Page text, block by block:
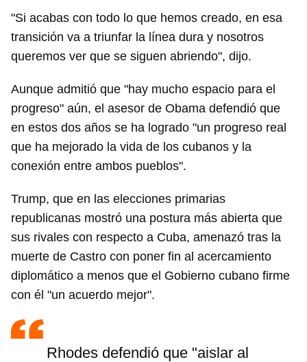
"Si acabas con todo lo que hemos creado, en esa
transición va a triunfar la línea dura y nosotros
queremos ver que se siguen abriendo", dijo.
Aunque admitió que "hay mucho espacio para el
progreso" aún, el asesor de Obama defendió que
en estos dos años se ha logrado "un progreso real
que ha mejorado la vida de los cubanos y la
conexión entre ambos pueblos".
Trump, que en las elecciones primarias
republicanas mostró una postura más abierta que
sus rivales con respecto a Cuba, amenazó tras la
muerte de Castro con poner fin al acercamiento
diplomático a menos que el Gobierno cubano firme
con él "un acuerdo mejor".
Rhodes defendió que "aislar al